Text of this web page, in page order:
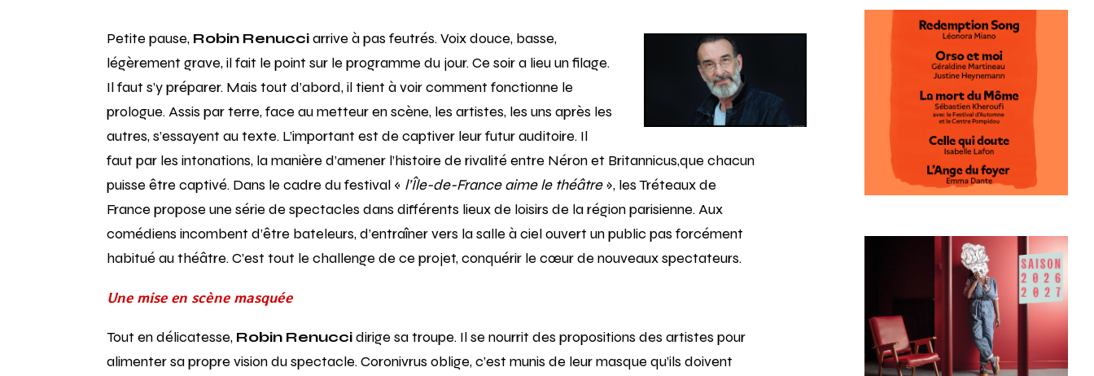
Petite pause, Robin Renucciarrive à pas feutrés. Voix douce, basse,
légèrement grave, il fait le point sur le programme du jour. Ce soir a lieu un filage.
Il faut s’y préparer. Mais tout d’abord, il tient à voir comment fonctionne le
prologue. Assis par terre, face au metteur en scène, les artistes, les uns après les
autres, s’essayent au texte. L’important est de captiver leur futur auditoire. Il
faut par les intonations, la manière d’amener l’histoire de rivalité entre Néron et Britannicus,que chacun
puisse être captivé. Dans le cadre du festival « l’Île-de-France aime le théâtre», les Tréteaux de
France propose une série de spectacles dans différents lieux de loisirs de la région parisienne. Aux
comédiens incombent d’être bateleurs, d’entraîner vers la salle à ciel ouvert un public pas forcément
habitué au théâtre. C’est tout le challenge de ce projet, conquérir le cœur de nouveaux spectateurs.
Une mise en scène masquée
Tout en délicatesse, Robin Renuccidirige sa troupe. Il se nourrit des propositions des artistes pour
alimenter sa propre vision du spectacle. Coronivrus oblige, c’est munis de leur masque qu’ils doivent